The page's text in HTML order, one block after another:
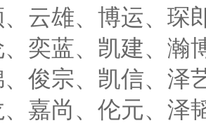
雄、博运、琛
蓝、凯建、瀚
宗、凯信、泽
尚、伦元、泽